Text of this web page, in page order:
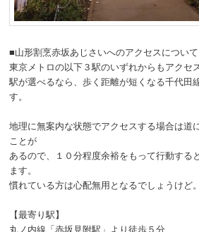
■山形割烹赤坂あじさいへのアクセスについて
東京メトロの以下３駅のいずれからもアクセ
駅が選べるなら、歩く距離が短くなる千代田
す。
地理に無案内な状態でアクセスする場合は道
ことが
あるので、１０分程度余裕をもって行動する
ます。
慣れている方は心配無用となるでしょうけど。
【最寄り駅】
丸ノ内線「赤坂見附駅」より徒歩５分